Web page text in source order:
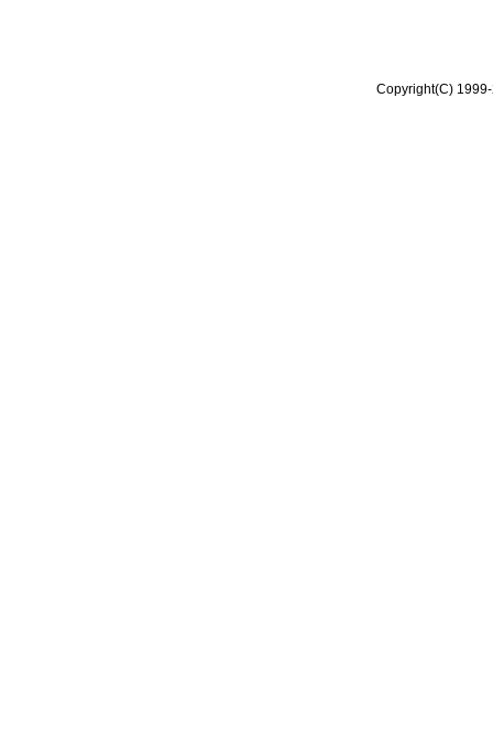
Copyright(C)